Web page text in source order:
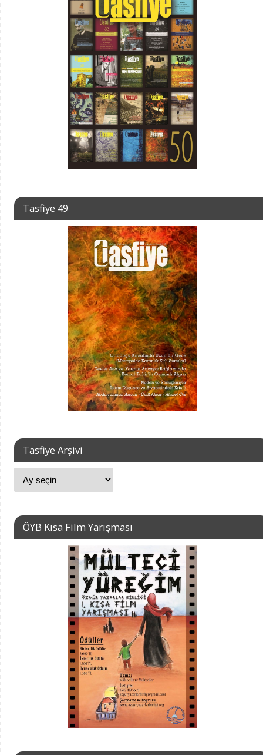
Tasfiye 49
Tasfiye Arşivi
ÖYB Kısa Film Yarışması